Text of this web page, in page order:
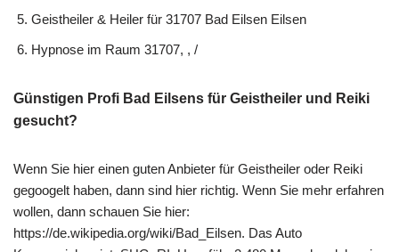
Geistheiler & Heiler für 31707 Bad Eilsen Eilsen
Hypnose im Raum 31707, , /
Günstigen Profi Bad Eilsens für Geistheiler und Reiki
gesucht?
Wenn Sie hier einen guten Anbieter für Geistheiler oder Reiki
gegoogelt haben, dann sind hier richtig. Wenn Sie mehr erfahren
wollen, dann schauen Sie hier:
https://de.wikipedia.org/wiki/Bad_Eilsen. Das Auto